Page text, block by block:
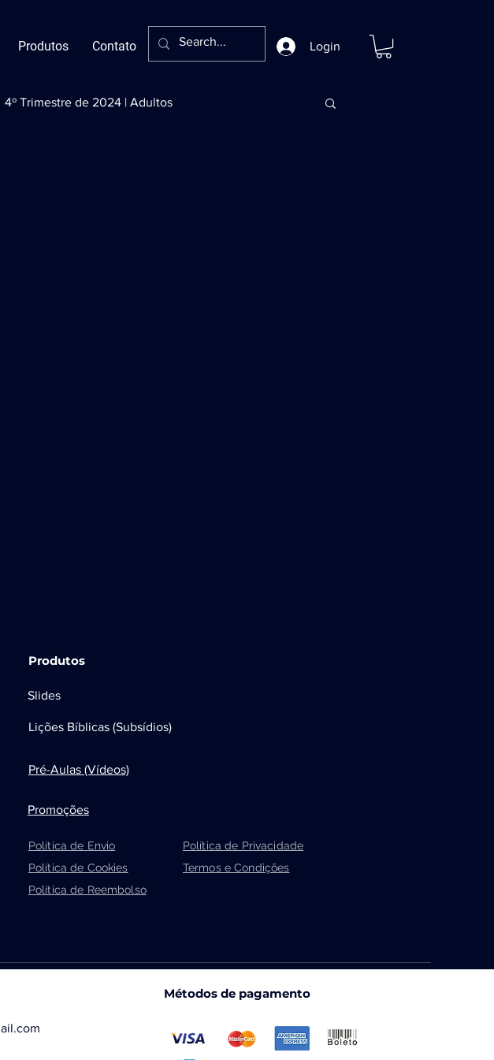
Produtos Contato Login
4º Trimestre de 2024 | Adultos
Produtos
Slides
Lições Bíblicas (Subsídios)
Pré-Aulas (Vídeos)
Promoções
Política de Envio
Política de Cookies
Política de Privacidade
Termos e Condições
Política de Reembolso
Métodos de pagamento